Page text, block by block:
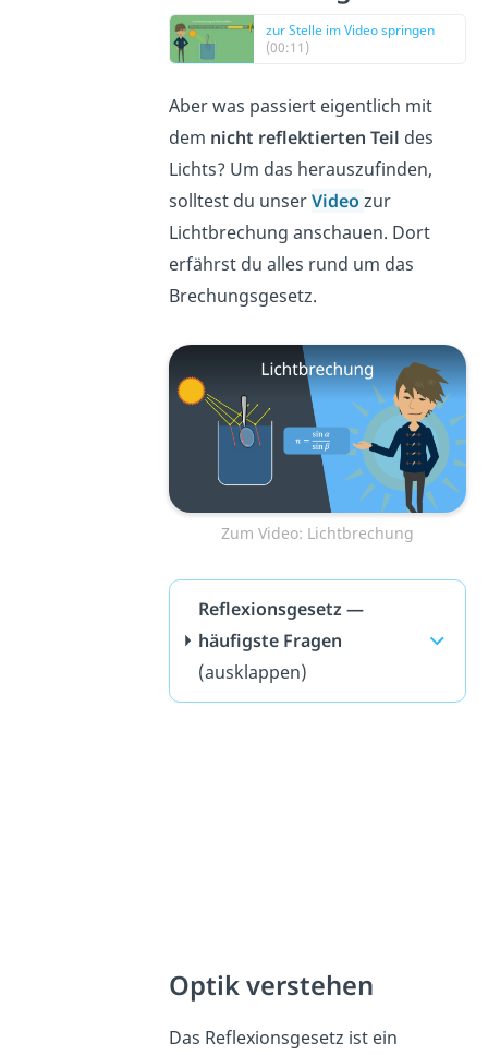
zur Stelle im Video springen
(00:11)
Aber was passiert eigentlich mit
dem nicht reflektierten Teil des
Lichts? Um das herauszufinden,
solltest du unserVideozur
Lichtbrechung anschauen. Dort
erfährst du alles rund um das
Brechungsgesetz.
Zum Video: Lichtbrechung
Reflexionsgesetz —
häufigste Fragen
(ausklappen)
Optik verstehen
Das Reflexionsgesetz ist ein